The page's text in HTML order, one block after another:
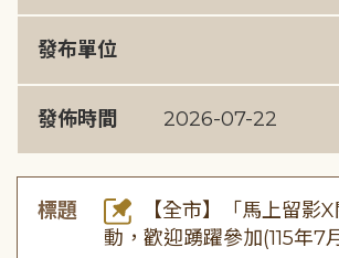
發布單位
發佈時間 2026-07-22
標題
【全市】「馬上留影
動，歡迎踴躍參加(115年7